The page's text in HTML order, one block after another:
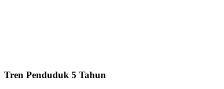
Tren Penduduk 5 Tahun